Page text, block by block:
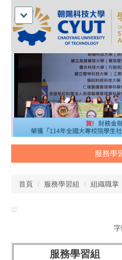
服務學
服務
首頁 服務學習組 組織職掌
:::
服務學習組